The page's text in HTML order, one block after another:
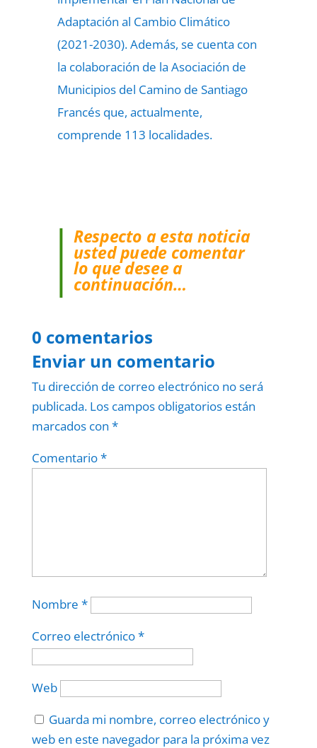
Adaptación al Cambio Climático
(2021-2030). Además, se cuenta con
la colaboración de la Asociación de
Municipios del Camino de Santiago
Francés que, actualmente,
comprende 113 localidades.
Respecto a esta noticia
usted puede comentar
lo que desee a
continuación…
0 comentarios
Enviar un comentario
Tu dirección de correo electrónico no será
publicada. Los campos obligatorios están
marcados con *
Comentario*
Nombre *
Correo electrónico*
Web
Guarda mi nombre, correo electrónico y
web en este navegador para la próxima vez